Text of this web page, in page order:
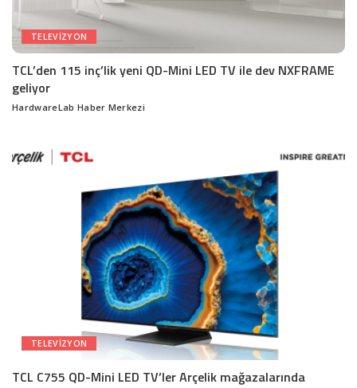
TELEVIZYON
TCL’den 115 inç’lik yeni QD-Mini LED TV ile dev NXFRAME
geliyor
Posted
HardwareLab Haber Merkezi
TELEVIZYON
TCL C755 QD-Mini LED TV’ler Arçelik mağazalarında